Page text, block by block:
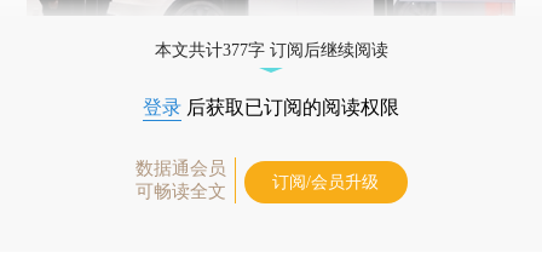
本文共计377字 订阅后继续阅读
登录 后获取已订阅的阅读权限
数据通会员
可畅读全文
订阅/会员升级